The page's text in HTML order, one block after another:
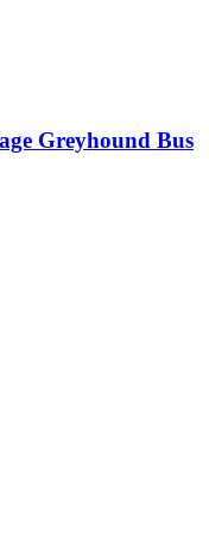
Greyhound Bus